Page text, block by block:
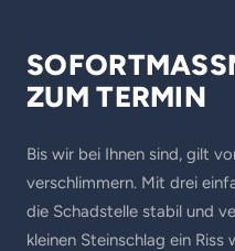
UM TERMIN
Bis wir bei Ihnen sind, gilt
verschlimmern. Mit drei
die Schadstelle stabil und
kleinen Steinschlag ein Riss